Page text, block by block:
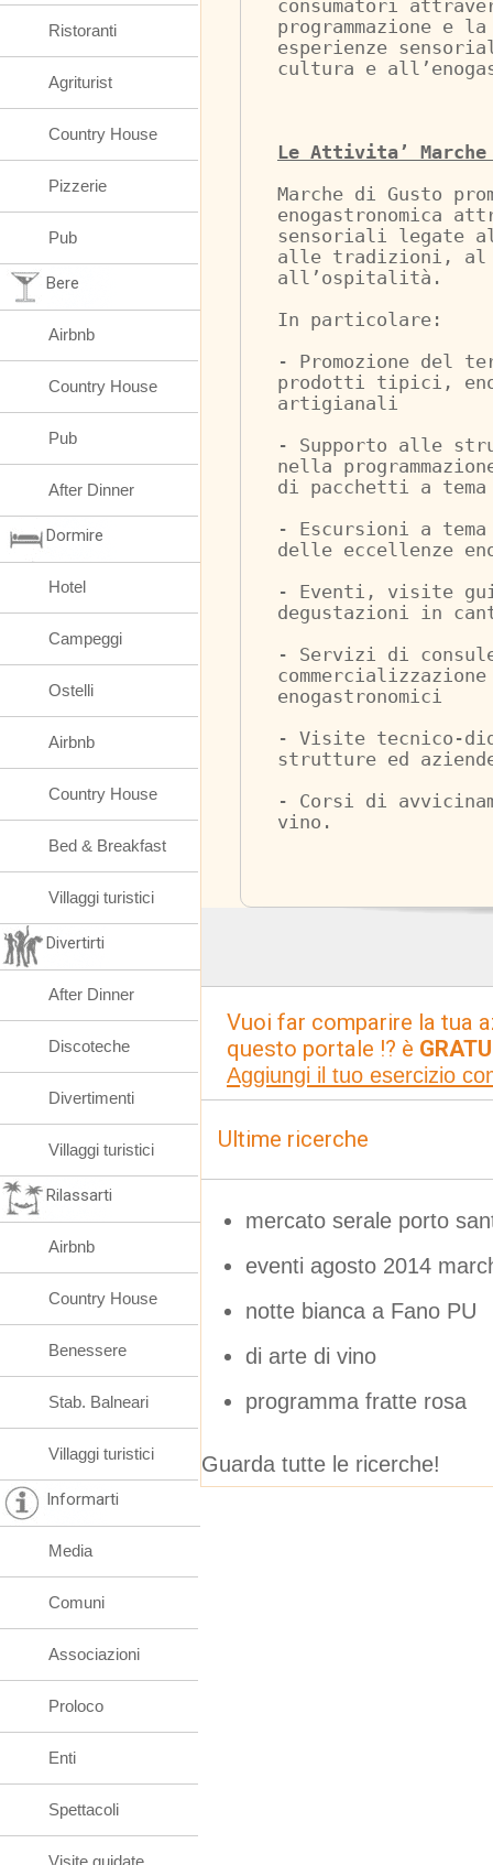
consumatori
programmazione e
esperienze
cultura e
Le Attivita’
Marche di Gusto
enogastronomica
sensoriali legate
alle tradizioni,
all’ospitalità.
In particolare:
- Promozione del
prodotti tipici,
artigianali
- Supporto alle
nella
di pacchetti a tema
- Escursioni a
delle eccellenze
- Eventi, visite
degustazioni in
- Servizi di
enogastronomici
- Visite tecnico-
strutture ed
- Corsi di
vino.
Vuoi far comparire la tua
questo portale !? è
Aggiungi il tuo esercizio
Ultime ricerche
mercato serale porto
eventi agosto 2014
notte bianca a Fano PU
di arte di vino
programma fratte rosa
Guarda tutte le ricerche!
Ristoranti
Agriturist
Country House
Pizzerie
Pub
Bere
Airbnb
Country House
Pub
After Dinner
Dormire
Hotel
Campeggi
Ostelli
Airbnb
Country House
Bed & Breakfast
Villaggi turistici
Divertirti
After Dinner
Discoteche
Divertimenti
Villaggi turistici
Rilassarti
Airbnb
Country House
Benessere
Stab. Balneari
Villaggi turistici
Informarti
Media
Comuni
Associazioni
Proloco
Enti
Spettacoli
Visite guidate